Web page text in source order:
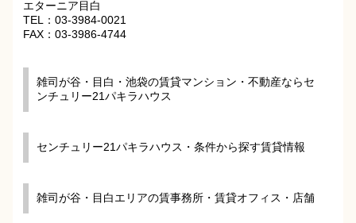
エターニア目白
TEL：03-3984-0021
FAX：03-3986-4744
雑司が谷・目白・池袋の賃貸マンション・不動産ならセ
ンチュリー21パキラハウス
センチュリー21パキラハウス・条件から探す賃貸情報
雑司が谷・目白エリアの賃事務所・賃貸オフィス・店舗